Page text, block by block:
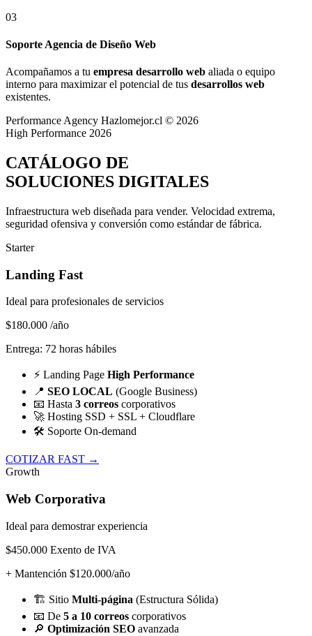
03
Soporte Agencia de Diseño Web
Acompañamos a tu empresa desarrollo web aliada o equipo
interno para maximizar el potencial de tus desarrollos web
existentes.
Performance Agency Hazlomejor.cl © 2026
High Performance 2026
CATÁLOGO DE
SOLUCIONES DIGITALES
Infraestructura web diseñada para vender. Velocidad extrema,
seguridad ofensiva y conversión como estándar de fábrica.
Starter
Landing Fast
Ideal para profesionales de servicios
$180.000 /año
Entrega: 72 horas hábiles
⚡ Landing Page High Performance
📍 SEO LOCAL (Google Business)
📧 Hasta 3 correos corporativos
🚀 Hosting SSD + SSL + Cloudflare
🛠️ Soporte On-demand
COTIZAR FAST →
Growth
Web Corporativa
Ideal para demostrar experiencia
$450.000 Exento de IVA
+ Mantención $120.000/año
🏗️ Sitio Multi-página (Estructura Sólida)
📧 De 5 a 10 correos corporativos
🔎 Optimización SEO avanzada